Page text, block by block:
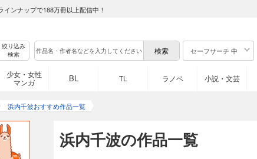
ンナップで188万冊以上配信中！
絞り込み
検索
セーフサーチ 中
少女・女性
マンガ
BL TL ラノベ 小説・文芸
浜内千波おすすめ作品一覧
浜内千波の作品一覧